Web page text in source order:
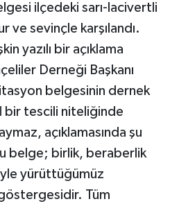
ilçedeki sarı-lacivertli
ve sevinçle karşılandı.
yazılı bir açıklama
Derneği Başkanı
belgesinin dernek
bir tescili niteliğinde
açıklamasında şu
belge; birlik, beraberlik
yürüttüğümüz
Tüm